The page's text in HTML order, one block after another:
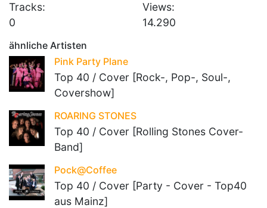
Tracks:
0
Views:
14.290
ähnliche Artisten
Pink Party Plane
Top 40 / Cover [Rock-, Pop-, Soul-,
Covershow]
ROARING STONES
Top 40 / Cover [Rolling Stones Cover-
Band]
Pock@Coffee
Top 40 / Cover [Party - Cover - Top40
aus Mainz]